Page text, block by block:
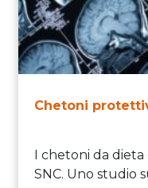
Chetoni
I chetoni da
SNC. Uno studio